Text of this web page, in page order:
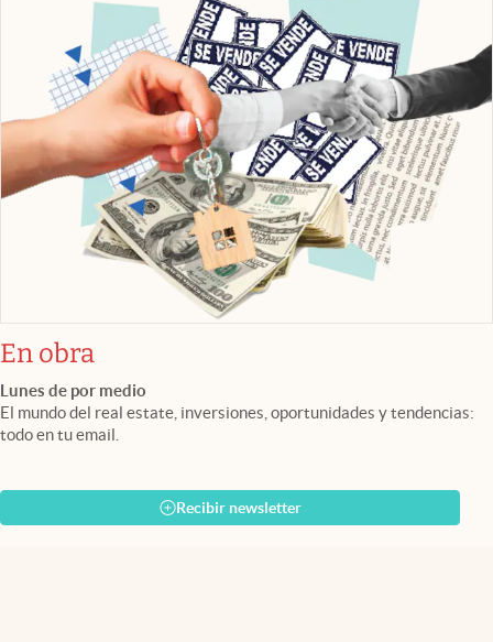
En obra
Lunes de por medio
El mundo del real estate, inversiones, oportunidades y tendencias:
todo en tu email.
Recibir newsletter